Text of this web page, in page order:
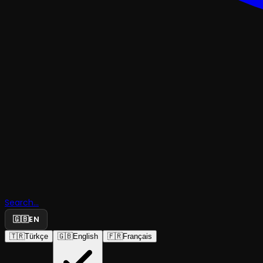
Search...
🇬🇧EN
🇹🇷Türkçe 🇬🇧English 🇫🇷Français
Hikayesi